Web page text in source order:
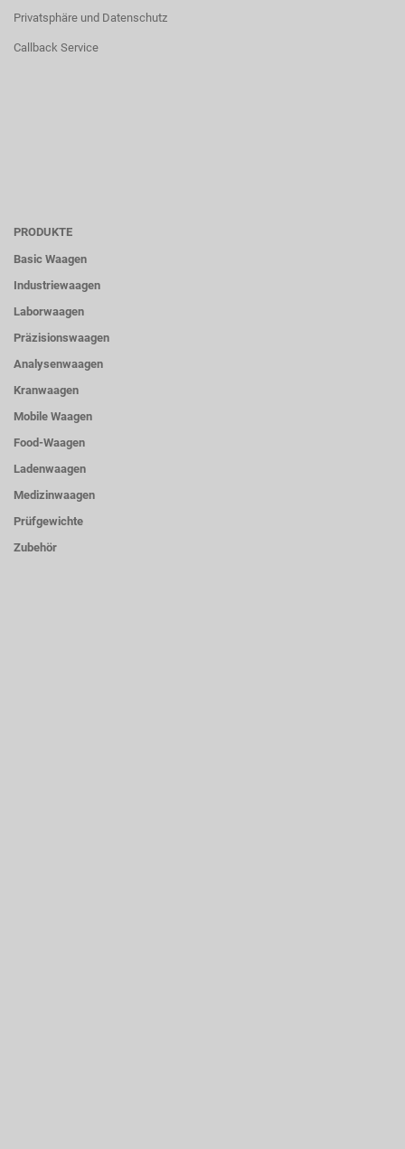
Privatsphäre und Datenschutz
Callback Service
PRODUKTE
Basic Waagen
Industriewaagen
Laborwaagen
Präzisionswaagen
Analysenwaagen
Kranwaagen
Mobile Waagen
Food-Waagen
Ladenwaagen
Medizinwaagen
Prüfgewichte
Zubehör